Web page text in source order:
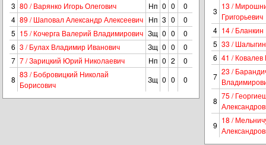
3 80 / Варянко Игорь Олегович Нп 0 0
0
4 89 / Шаповал Александр Алексеевич Нп 3 0
0
5 15 / Кочерга Валерий Владимирович Зщ 0 0
0
6 3 / Булах Владимир Иванович Зщ 0 0
0
7 7 / Зарицкий Юрий Николаевич Нп 0 2
0
8
83 / Бобровицкий Николай
Борисович
Зщ 0 0 0
3
13 /
Григорьевич
4 14 /
5 33 /
6 41 /
7
23 /
8
75 /
9
18 /